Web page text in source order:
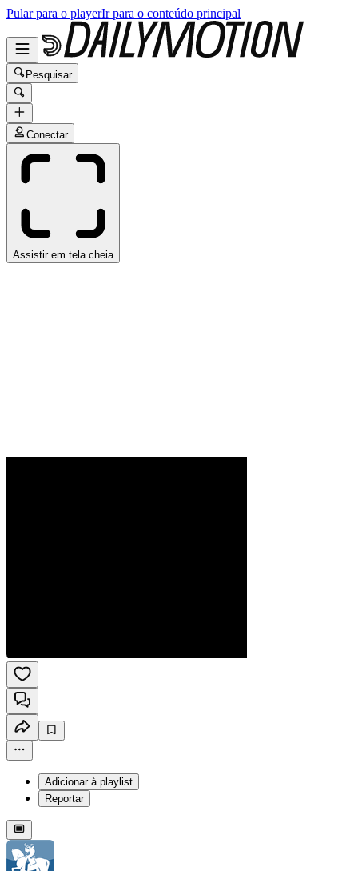
Pular para o playerIr para o conteúdo principal
Pesquisar
Conectar
Assistir em tela cheia
Adicionar à playlist
Reportar